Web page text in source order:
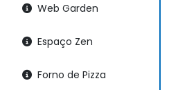
Web Garden
Espaço Zen
Forno de Pizza